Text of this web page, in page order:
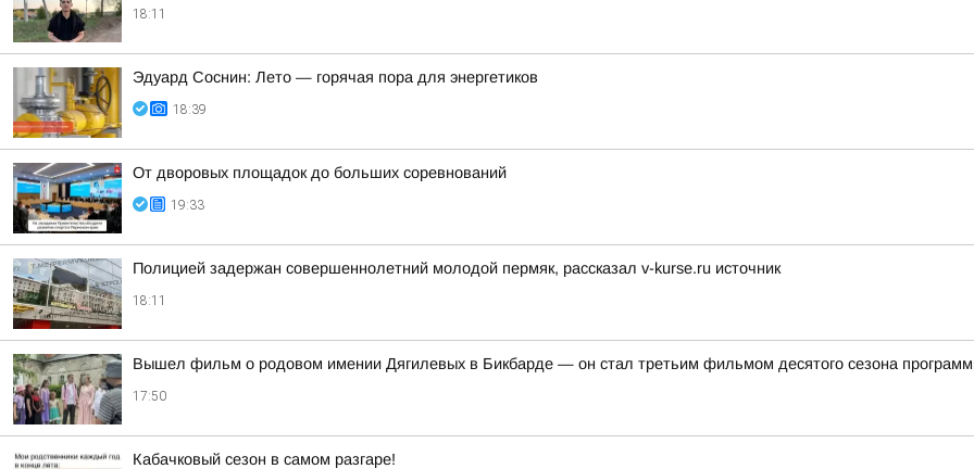
18:11
Эдуард Соснин: Лето — горячая пора для энергетиков
18:39
От дворовых площадок до больших соревнований
19:33
Полицией задержан совершеннолетний молодой пермяк, рассказал v-kurse.ru источник
18:11
Вышел фильм о родовом имении Дягилевых в Бикбарде — он стал третьим фильмом десятого сезона
17:50
Кабачковый сезон в самом разгаре!